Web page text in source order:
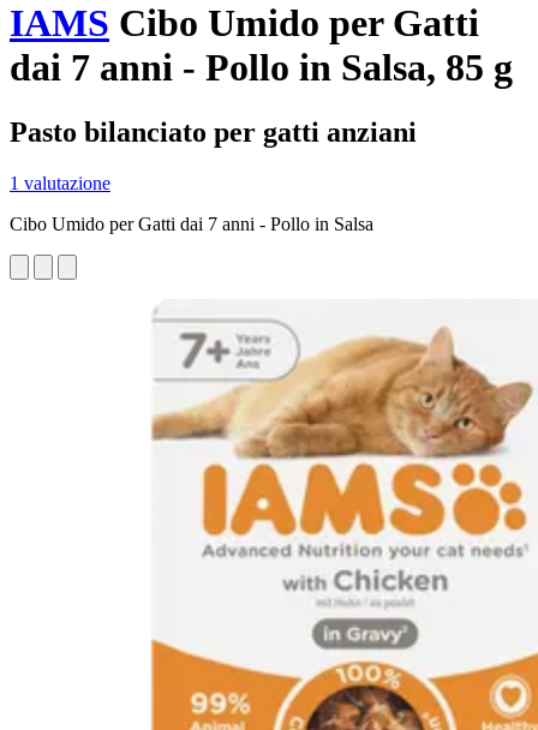
IAMS Cibo Umido per Gatti
dai 7 anni - Pollo in Salsa, 85 g
Pasto bilanciato per gatti anziani
1 valutazione
Cibo Umido per Gatti dai 7 anni - Pollo in Salsa